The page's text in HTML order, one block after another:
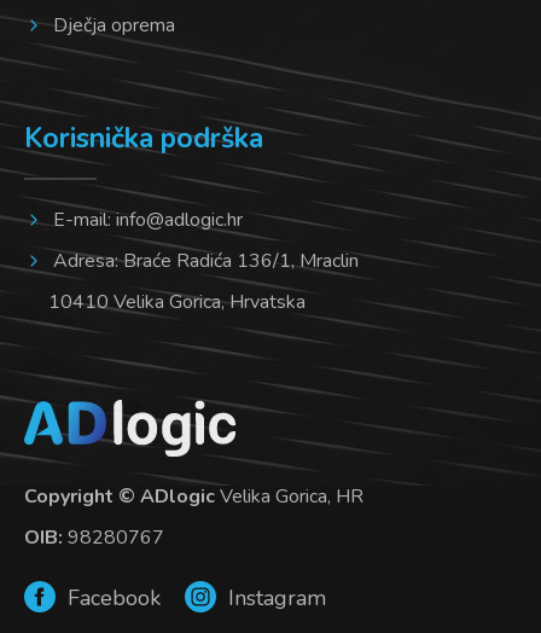
Dječja oprema
Korisnička podrška
E-mail:info@adlogic.hr
Adresa: Braće Radića 136/1, Mraclin
10410 Velika Gorica, Hrvatska
Copyright © ADlogicVelika Gorica, HR
OIB: 98280767
Facebook Instagram